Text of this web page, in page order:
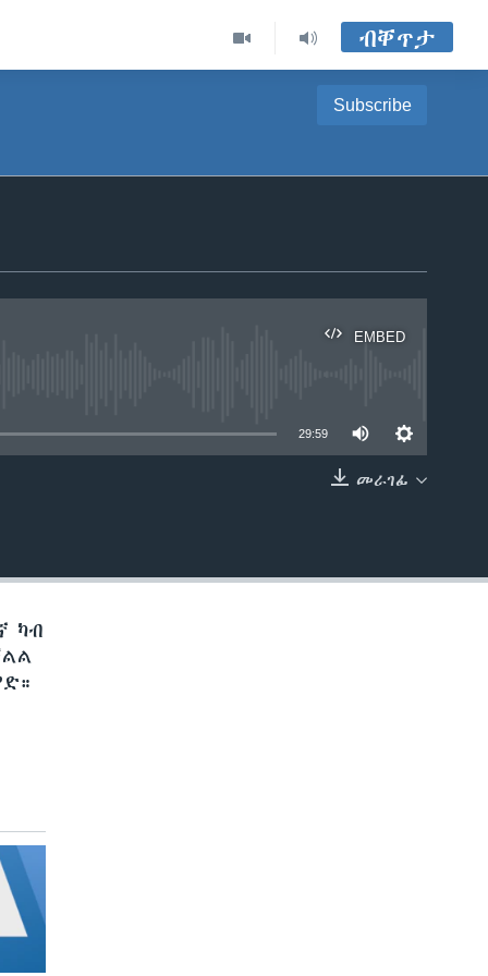
ብቐጥታ
Subscribe
EMBED
29:59
መራገፊ
ካብ